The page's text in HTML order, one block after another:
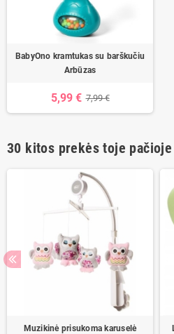
BabyOno kramtukas su barškučiu
Arbūzas
5,99 € 7,99 €
30 kitos prekės toje
Muzikinė prisukoma karuselė